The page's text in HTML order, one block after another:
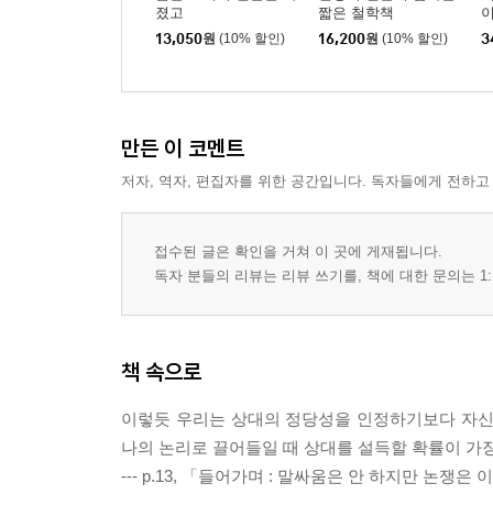
졌고
13,050원 (10% 할인)
짧은 철학책
16,200원 (10% 할인)
만든 이 코멘트
저자, 역자, 편집자를 위한 공간입니다. 독자들에게 전하
접수된 글은 확인을 거쳐 이 곳에 게재됩니다.
독자 분들의 리뷰는 리뷰 쓰기를, 책에 대한 문의는
책 속으로
이렇듯 우리는 상대의 정당성을 인정하기보다 자
나의 논리로 끌어들일 때 상대를 설득할 확률이
--- p.13, 「들어가며 : 말싸움은 안 하지만 논쟁은